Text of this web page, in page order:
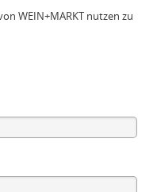
WEIN+MARKT nutzen zu